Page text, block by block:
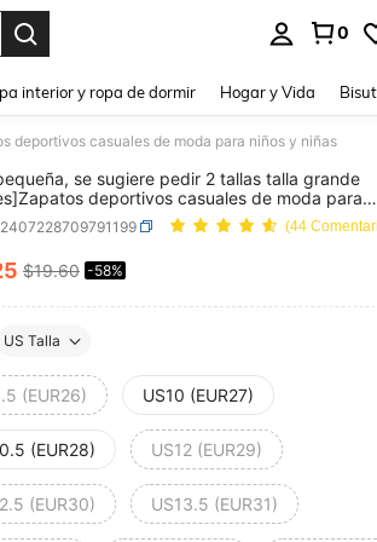
0
interior y ropa de dormir Hogar y Vida
deportivos casuales de moda para niños y niñas
se sugiere pedir 2 tallas talla grande
deportivos casuales de moda para
niñas
(44
AND AVAILABILITY
$19.60 -58%
US Talla
(EUR26) US10 (EUR27)
(EUR28) US12 (EUR29)
(EUR30) US13.5 (EUR31)